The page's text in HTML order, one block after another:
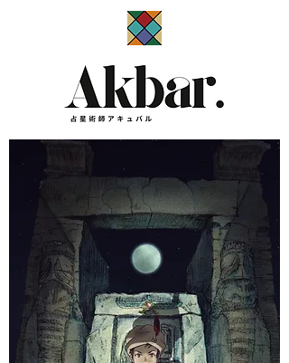
​占星術師アキュバル公式サイト